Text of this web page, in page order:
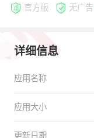
官方版 无广告
详细信息
应用名称
应用大小
更新日期